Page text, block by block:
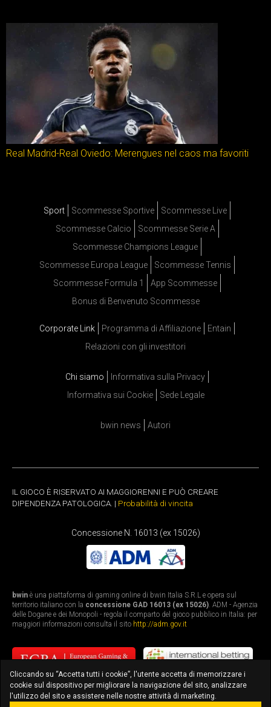
Real Madrid-Real Oviedo: Merengues nel caos ma favoriti
Sport Scommesse Sportive
Scommesse Live
Scommesse Calcio
Scommesse Serie A
Scommesse Champions League
Scommesse Europa League
Scommesse Tennis
Scommesse Formula 1
App Scommesse
Bonus di Benvenuto Scommesse
Corporate Link Programma di Affiliazione
Entain
Relazioni con gli investitori
Chi siamo
Informativa sulla Privacy
Informativa sui Cookie
Sede Legale
bwin news Autori
IL GIOCO È RISERVATO AI MAGGIORENNI E PUÒ CREARE
DIPENDENZA PATOLOGICA. | Probabilità di vincita
Concessione N. 16013 (ex 15026)
bwin è una piattaforma di gaming online di bwin Italia S.R.L e opera sul
territorio italiano con la concessione GAD 16013 (ex 15026). ADM - Agenzia
delle Dogane e dei Monopoli - regola il comparto del gioco pubblico in Italia: per
maggiori informazioni consulta il sito http://adm.gov.it
Cliccando su “Accetta tutti i cookie”, l'utente accetta di memorizzare i
cookie sul dispositivo per migliorare la navigazione del sito, analizzare
l'utilizzo del sito e assistere nelle nostre attività di marketing.